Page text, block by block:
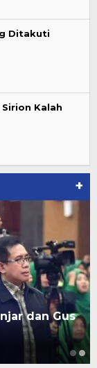
Ditakuti
Kalah
+
dan Gus